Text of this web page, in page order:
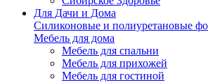
Для Дачи и Дома
Силиконовые и полиуретановые
Мебель для дома
Мебель для спальни
Мебель для прихожей
Мебель для гостиной